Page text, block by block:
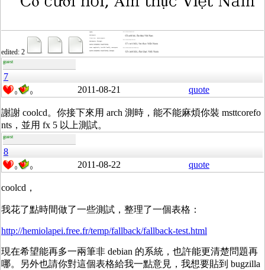
edited: 2
guest
7
0 0 2011-08-21 quote
謝謝 coolcd。你接下來用 arch 測時，能不能麻煩你裝 msttcorefo
nts，並用 fx 5 以上測試。
guest
8
0 0 2011-08-22 quote
coolcd，
我花了點時間做了一些測試，整理了一個表格：
http://hemiolapei.free.fr/temp/fallback/fallback-test.html
現在希望能再多一兩筆非 debian 的系統，也許能更清楚問題再
哪。另外也請你對這個表格給我一點意見，我想要貼到 bugzilla